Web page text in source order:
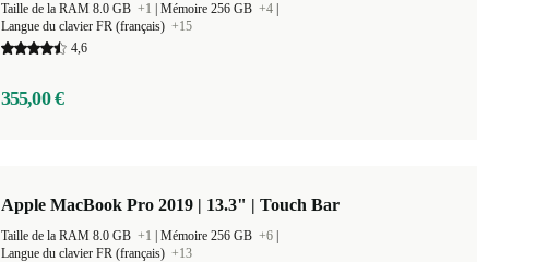
Taille de la RAM 8.0 GB +1 Mémoire 256 GB +4
Langue du clavier FR (français) +15
4,6
355,00 €
Apple MacBook Pro 2019 | 13.3" | Touch Bar
Taille de la RAM 8.0 GB +1 Mémoire 256 GB +6
Langue du clavier FR (français) +13